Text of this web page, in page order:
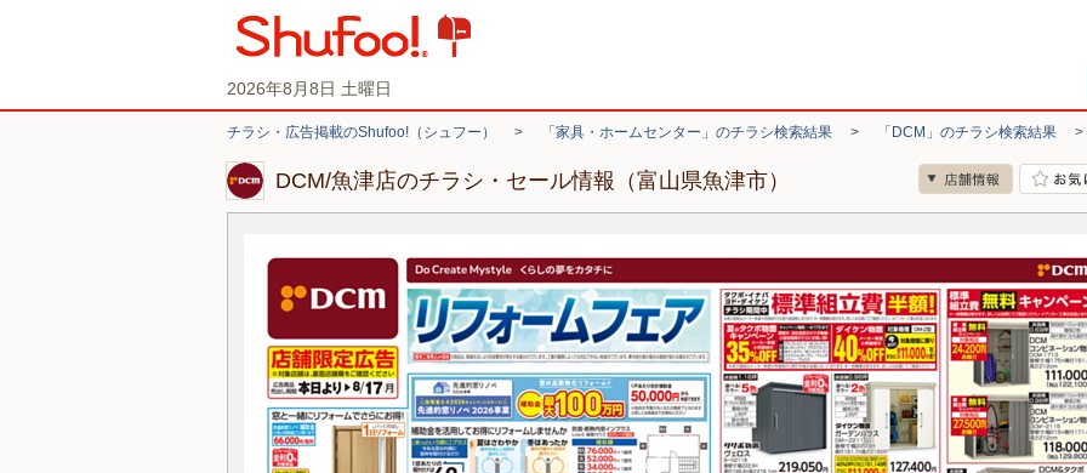
2026年8月8日 土曜日
チラシ・広告掲載のShufoo!（シュフー） > 「家具・ホームセンター」のチラシ検索結果 > 「DCM」のチラシ検索結果
DCM/魚津店のチラシ・セール情報（富山県魚津市）